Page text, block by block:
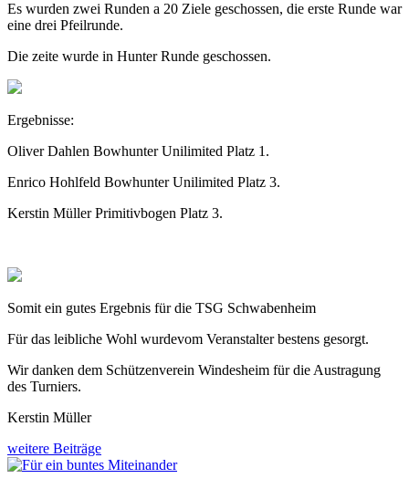
Es wurden zwei Runden a 20 Ziele geschossen, die erste Runde war
eine drei Pfeilrunde.
Die zeite wurde in Hunter Runde geschossen.
Ergebnisse:
Oliver Dahlen Bowhunter Unilimited Platz 1.
Enrico Hohlfeld Bowhunter Unilimited Platz 3.
Kerstin Müller Primitivbogen Platz 3.
Somit ein gutes Ergebnis für die TSG Schwabenheim
Für das leibliche Wohl wurdevom Veranstalter bestens gesorgt.
Wir danken dem Schützenverein Windesheim für die Austragung
des Turniers.
Kerstin Müller
weitere Beiträge